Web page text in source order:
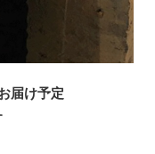
届け予定